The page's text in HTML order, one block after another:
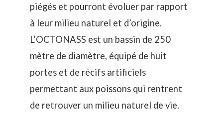
piégés et pourront évoluer par rapport
à leur milieu naturel et d’origine.
L’OCTONASS est un bassin de 250
mètre de diamètre, équipé de huit
portes et de récifs artificiels
permettant aux poissons qui rentrent
de retrouver un milieu naturel de vie.